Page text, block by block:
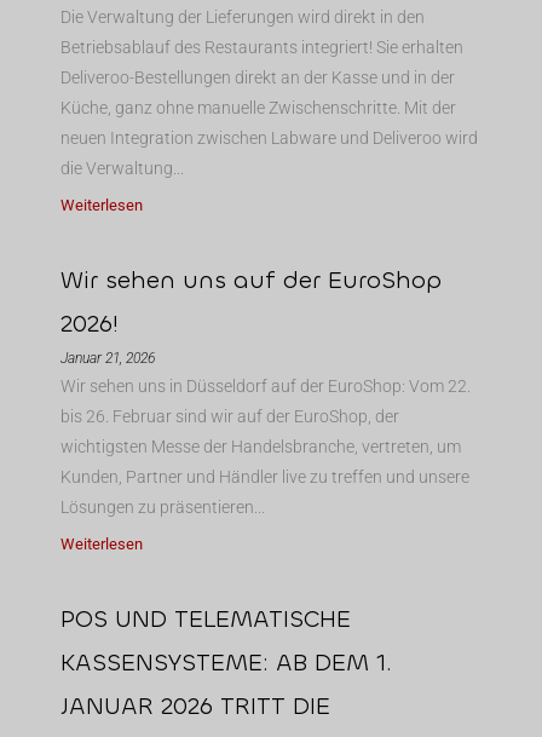
Die Verwaltung der Lieferungen wird direkt in den
Betriebsablauf des Restaurants integriert! Sie erhalten
Deliveroo-Bestellungen direkt an der Kasse und in der
Küche, ganz ohne manuelle Zwischenschritte. Mit der
neuen Integration zwischen Labware und Deliveroo wird
die Verwaltung...
Weiterlesen
Wir sehen uns auf der EuroShop
2026!
Januar 21, 2026
Wir sehen uns in Düsseldorf auf der EuroShop: Vom 22.
bis 26. Februar sind wir auf der EuroShop, der
wichtigsten Messe der Handelsbranche, vertreten, um
Kunden, Partner und Händler live zu treffen und unsere
Lösungen zu präsentieren...
Weiterlesen
POS UND TELEMATISCHE
KASSENSYSTEME: AB DEM 1.
JANUAR 2026 TRITT DIE